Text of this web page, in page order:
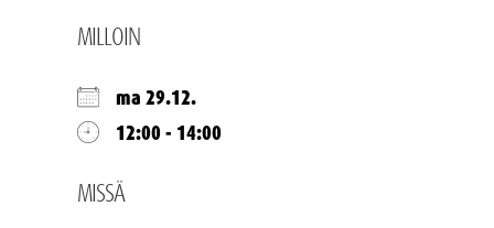
MILLOIN
ma 29.12.
12:00 - 14:00
MISSÄ